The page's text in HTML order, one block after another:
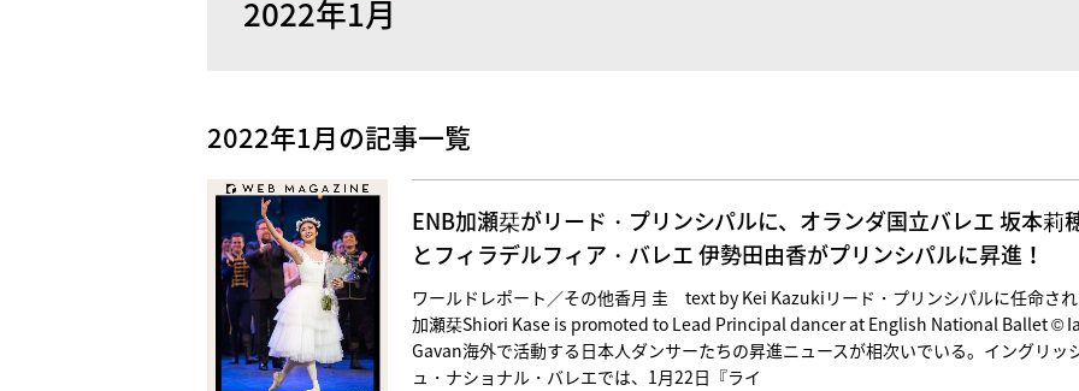
2022年1月
2022年1月の記事一覧
ENB加瀬栞がリード・プリンシパルに、オランダ国立バレエ 坂本莉
とフィラデルフィア・バレエ 伊勢田由香がプリンシパルに昇進！
ワールドレポート／その他香月 圭 text by Kei Kazukiリード・プリンシパルに任命さ
加瀬栞Shiori Kase is promoted to Lead Principal dancer at English National Ballet ©
Gavan海外で活動する日本人ダンサーたちの昇進ニュースが相次いでいる。イングリッ
ュ・ナショナル・バレエでは、1月22日『ライ